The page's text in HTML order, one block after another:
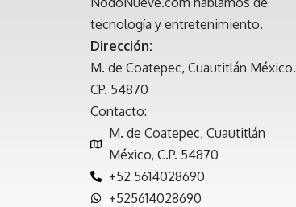
tecnología y entretenimiento.
Dirección:
M. de Coatepec, Cuautitlán México.
CP. 54870
Contacto:
M. de Coatepec, Cuautitlán
México, C.P. 54870
+52 5614028690
+525614028690